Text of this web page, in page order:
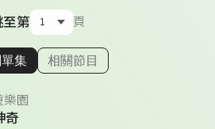
至第 頁
顯示相關單集
集 相關節目
園
奇